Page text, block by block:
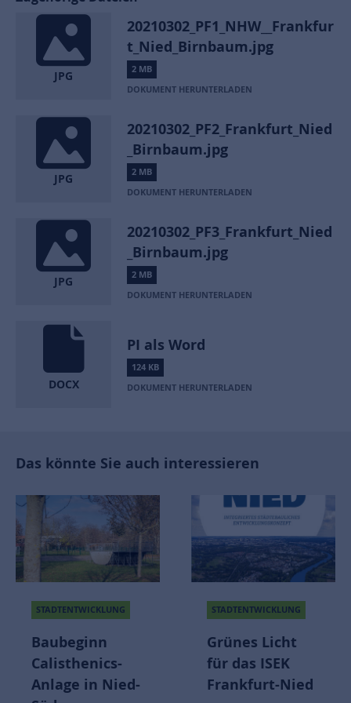
JPG
20210302_PF1_NHW__Frankfur
t_Nied_Birnbaum.jpg
2 MB
DOKUMENT HERUNTERLADEN
JPG
20210302_PF2_Frankfurt_Nied
_Birnbaum.jpg
2 MB
DOKUMENT HERUNTERLADEN
JPG
20210302_PF3_Frankfurt_Nied
_Birnbaum.jpg
2 MB
DOKUMENT HERUNTERLADEN
DOCX
PI als Word
124 KB
DOKUMENT HERUNTERLADEN
Das könnte Sie auch interessieren
Nied-
STADTENTWICKLUNG
Grünes Licht
für das ISEK
Frankfurt-Nied